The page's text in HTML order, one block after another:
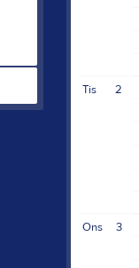
2
Tis
3
Ons